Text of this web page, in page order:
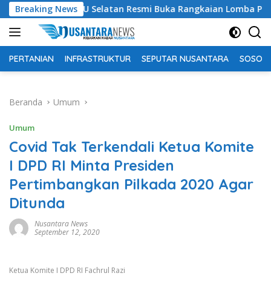
Langsung
ke
konten
Breaking News
OKU Selatan Resmi Buka Rangkaian Lomba Peringatan
PERTANIAN INFRASTRUKTUR SEPUTAR NUSANTARA SOSOK
Beranda Umum
Umum
Covid Tak Terkendali Ketua Komite
I DPD RI Minta Presiden
Pertimbangkan Pilkada 2020 Agar
Ditunda
Nusantara News
September 12, 2020
Ketua Komite I DPD RI Fachrul Razi